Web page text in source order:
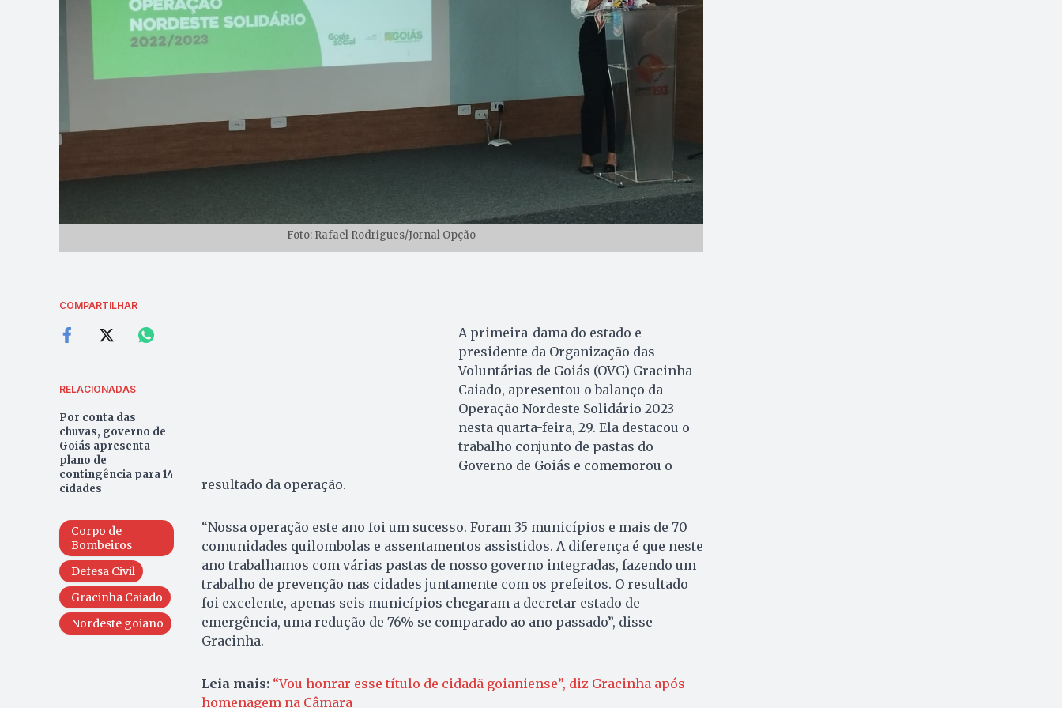
Foto: Rafael Rodrigues/Jornal Opção
COMPARTILHAR
RELACIONADAS
Por conta das
chuvas, governo de
Goiás apresenta
plano de
contingência para 14
cidades
Corpo de
Bombeiros
Defesa Civil
Gracinha Caiado
Nordeste goiano
A primeira-dama do estado e
presidente da Organização das
Voluntárias de Goiás (OVG) Gracinha
Caiado, apresentou o balanço da
Operação Nordeste Solidário 2023
nesta quarta-feira, 29. Ela destacou o
trabalho conjunto de pastas do
Governo de Goiás e comemorou o
resultado da operação.
“Nossa operação este ano foi um sucesso. Foram 35 municípios e mais de 70
comunidades quilombolas e assentamentos assistidos. A diferença é que neste
ano trabalhamos com várias pastas de nosso governo integradas, fazendo um
trabalho de prevenção nas cidades juntamente com os prefeitos. O resultado
foi excelente, apenas seis municípios chegaram a decretar estado de
emergência, uma redução de 76% se comparado ao ano passado”, disse
Gracinha.
Leia mais: “Vou honrar esse título de cidadã goianiense”, diz Gracinha após
homenagem na Câmara